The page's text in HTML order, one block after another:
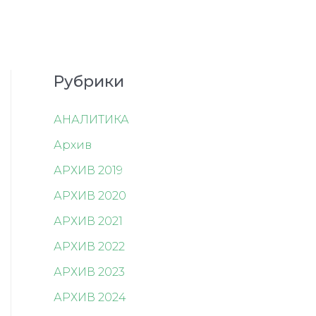
Рубрики
АНАЛИТИКА
Архив
АРХИВ 2019
АРХИВ 2020
АРХИВ 2021
АРХИВ 2022
АРХИВ 2023
АРХИВ 2024